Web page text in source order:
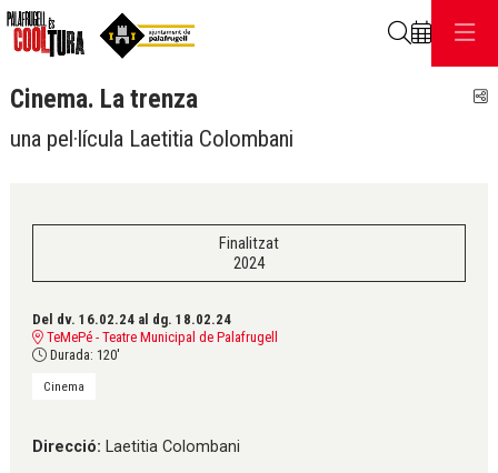
Cinema. La trenza
una pel·lícula Laetitia Colombani
Finalitzat
2024
Del dv. 16.02.24 al dg. 18.02.24
TeMePé - Teatre Municipal de Palafrugell
Durada: 120'
Cinema
Direcció: Laetitia Colombani